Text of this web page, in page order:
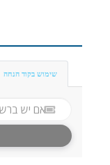
שימוש בקוד הנחה